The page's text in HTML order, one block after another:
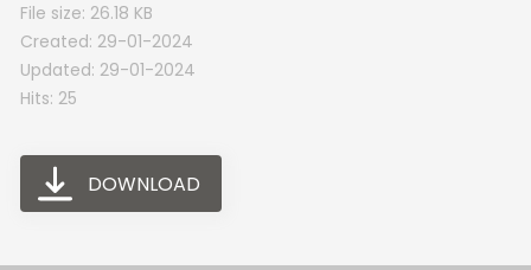
File size: 26.18 KB
Created: 29-01-2024
Updated: 29-01-2024
Hits: 25
DOWNLOAD